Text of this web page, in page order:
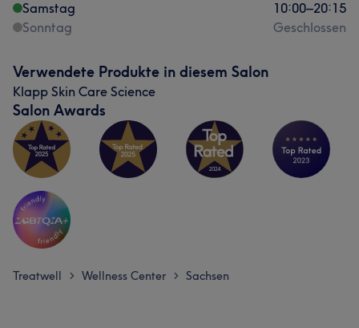
Samstag
10:00–20:15
Sonntag
Geschlossen
Verwendete Produkte in diesem Salon
Klapp Skin Care Science
Salon Awards
Treatwell > Wellness Center > Sachsen